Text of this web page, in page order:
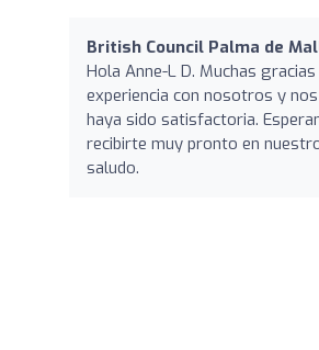
British Council Palma de
Hola Anne-L D. Muchas
experiencia con nosotros y
haya sido satisfactoria.
recibirte muy pronto en
saludo.